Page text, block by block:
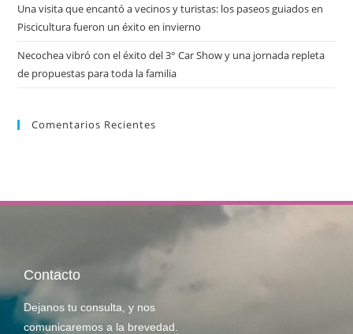
Una visita que encantó a vecinos y turistas: los paseos guiados en
Piscicultura fueron un éxito en invierno
Necochea vibró con el éxito del 3° Car Show y una jornada repleta
de propuestas para toda la familia
Comentarios Recientes
Contacto
Dejanos tu consulta, y nos
comunicaremos a la brevedad.